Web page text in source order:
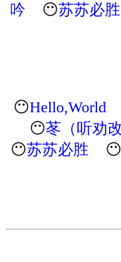
吟 😶苏苏必胜
😶Hello,World
😶苳（听劝
😶苏苏必胜 😶